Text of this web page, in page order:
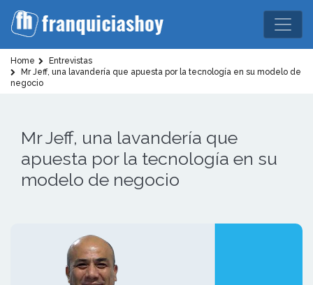
Home
Entrevistas
Mr Jeff, una lavandería que apuesta por la tecnología en su modelo de
negocio
Mr Jeff, una lavandería que
apuesta por la tecnología en su
modelo de negocio